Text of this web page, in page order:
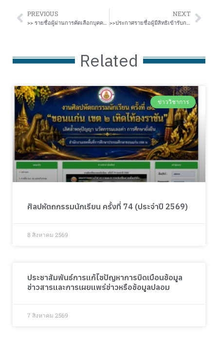
PREVIOUS
>> รายชื่อผู้ผ่านการคัดเลือกบุคคลเพื่อบรรจุและแต่งตั้งเข้ารับราชการเป็นข้าราชการครูและบุคลากรทางการศึกษา ตำแหน่งครูผู้ช่วย กรณีที่มีเหตุจำเป็นหรือมีเหตุพิเศษ สังกัด สพฐ. ประจำปี ประจำปี พ.ศ. 2568
NEXT
>>ประกาศรายชื่อผู้มีสิทธิเข้ารับการคัดเลือกเพื่อจ้างเป็นครูผู้สอนภาษาอังกฤษ โครงการ 1 อำเภอ 1 โรงเรียนคุณภาพ ประจำปีงบประมาณ พ.ศ. 2568 สังกัดสำนักงานเขตพื้นที่การศึกษาประถมศึกษาขอนแก่น เขต 2 (ครั้งที่ 2)
Related
ข่าววิชาการ
ศิลปหัตถกรรมนักเรียน ครั้งที่ 74 (ประจำปี 2569)
8 สิงหาคม 2569
ประชาสัมพันธ์การแก้ไขปัญหาการบิดเบือนข้อมูล
ข่าวสารและการเผยแพร่ข่าวหรือข้อมูลปลอม
7 สิงหาคม 2569